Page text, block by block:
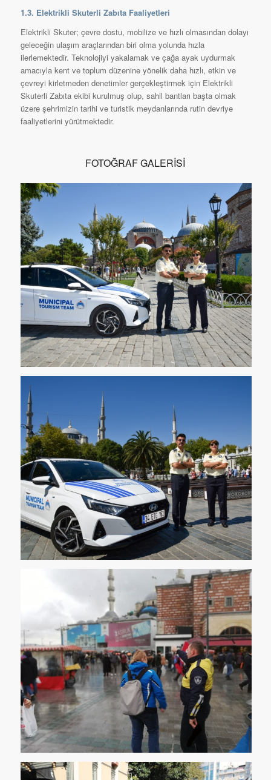
1.3. Elektrikli Skuterli Zabıta Faaliyetleri
Elektrikli Skuter; çevre dostu, mobilize ve hızlı olmasından dolayı
geleceğin ulaşım araçlarından biri olma yolunda hızla
ilerlemektedir. Teknolojiyi yakalamak ve çağa ayak uydurmak
amacıyla kent ve toplum düzenine yönelik daha hızlı, etkin ve
çevreyi kirletmeden denetimler gerçekleştirmek için Elektrikli
Skuterli Zabıta ekibi kurulmuş olup, sahil bantları başta olmak
üzere şehrimizin tarihi ve turistik meydanlarında rutin devriye
faaliyetlerini yürütmektedir.
FOTOĞRAF GALERİSİ